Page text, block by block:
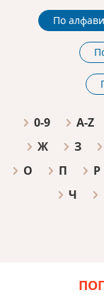
По
0-9 A-Z
Ж
З
О
П Р
Ч